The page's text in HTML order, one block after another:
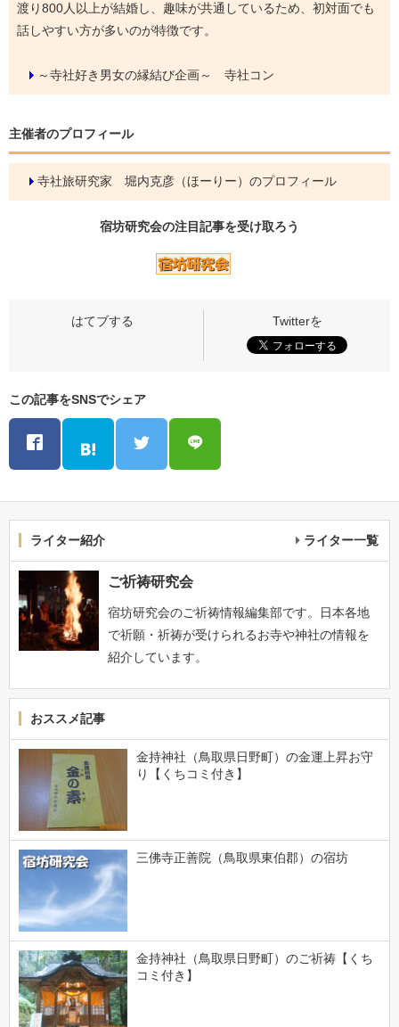
渡り800人以上が結婚し、趣味が共通しているため、初対面でも
話しやすい方が多いのが特徴です。
～寺社好き男女の縁結び企画～ 寺社コン
主催者のプロフィール
寺社旅研究家 堀内克彦（ほーりー）のプロフィール
宿坊研究会の注目記事を受け取ろう
この記事をSNSでシェア
ライター紹介 ライター一覧
ご祈祷研究会
宿坊研究会のご祈祷情報編集部です。日本各地
で祈願・祈祷が受けられるお寺や神社の情報を
紹介しています。
おススメ記事
金持神社（鳥取県日野町）の金運上昇お守
り【くちコミ付き】
三佛寺正善院（鳥取県東伯郡）の宿坊
金持神社（鳥取県日野町）のご祈祷【くち
コミ付き】